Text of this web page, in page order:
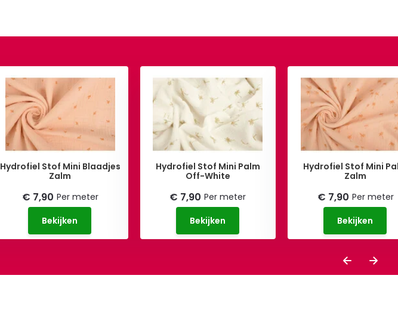
Hydrofiel Stof Mini Blaadjes
Zalm
€ 7,90 Per meter
Bekijken
Hydrofiel Stof Mini Palm
Off-White
€ 7,90 Per meter
Bekijken
Hydrofiel Stof Mini
Zalm
€ 7,90 Per meter
Bekijken